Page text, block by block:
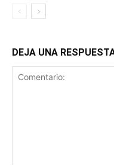
DEJA UNA